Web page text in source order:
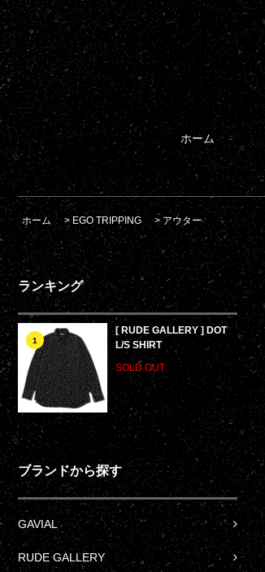
ホーム
ホーム > EGO TRIPPING > アウター
ランキング
1
[ RUDE GALLERY ] DOT
L/S SHIRT
SOLD OUT
ブランドから探す
GAVIAL
RUDE GALLERY